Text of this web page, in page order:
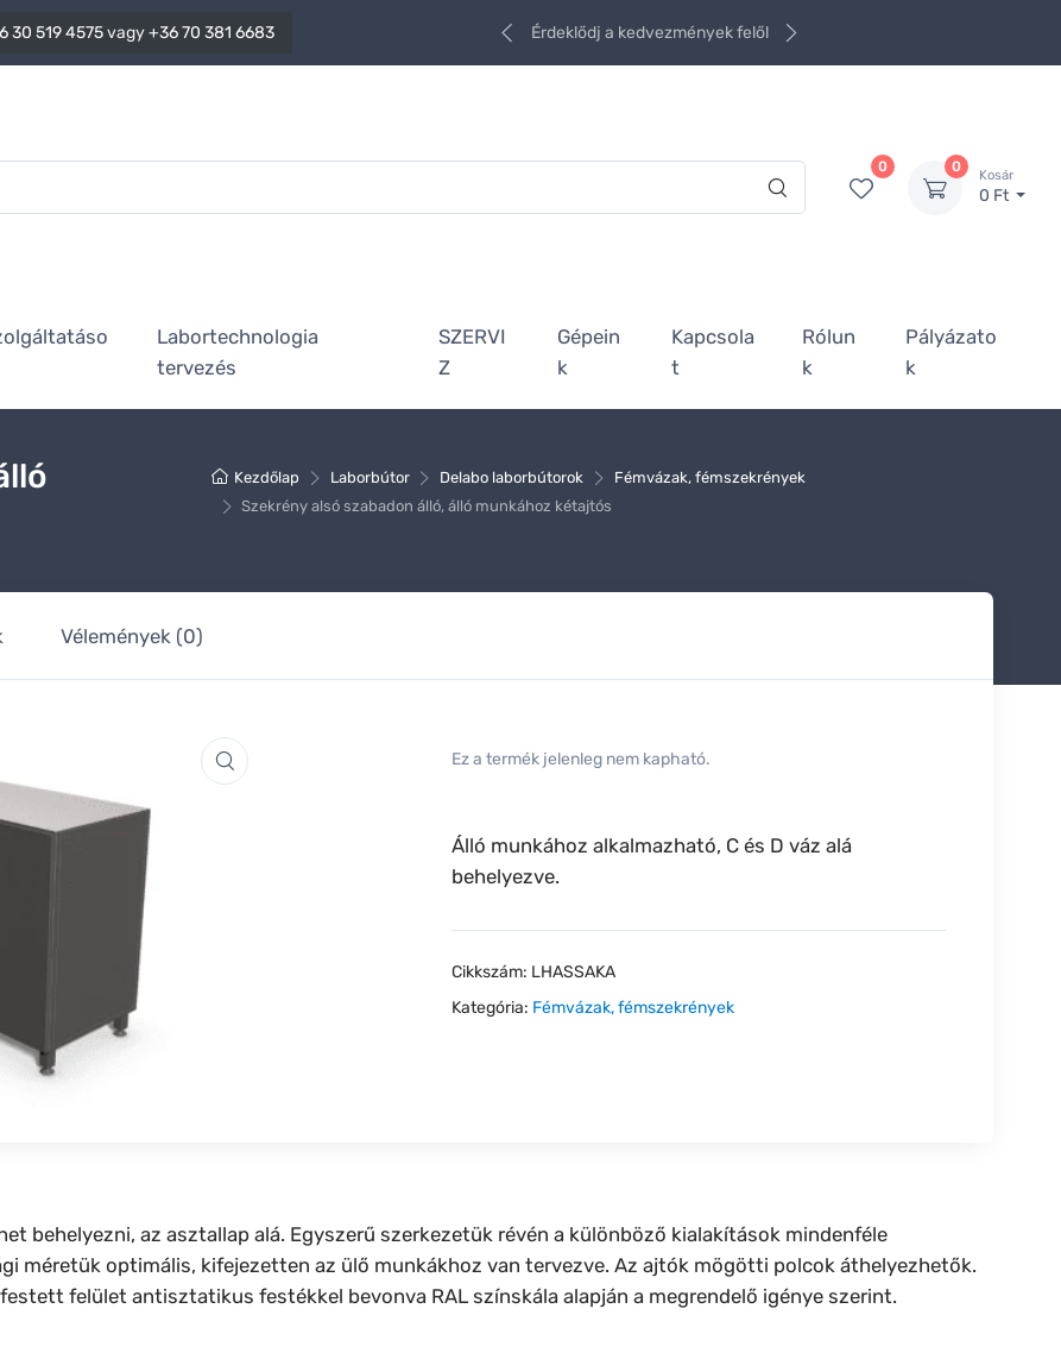
30 519 4575vagy+36 70 381 6683 Érdeklődj a kedvezmények felől
0 0
Kosár
0 Ft
Labortechnologia
tervezés
SZERVI
Z
Gépein
k
Kapcsola
t
Rólun
k
Pályázato
k
Kezdőlap Laborbútor Delabo laborbútorok
Fémvázak, fémszekrények
Szekrény alsó szabadon álló, álló munkához kétajtós
Vélemények (0)
Ez a termék jelenleg nem kapható.
Álló munkához alkalmazható, C és D váz alá
behelyezve.
Cikkszám: LHASSAKA
Kategória: Fémvázak, fémszekrények
behelyezni, az asztallap alá. Egyszerű szerkezetük révén a különböző kialakítások mindenféle
méretük optimális, kifejezetten az ülő munkákhoz van tervezve. Az ajtók mögötti polcok áthelyezhetők.
felület antisztatikus festékkel bevonva RAL színskála alapján a megrendelő igénye szerint.